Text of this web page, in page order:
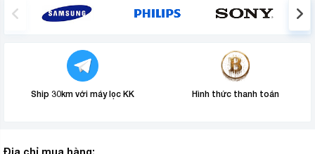
Thiết kế thời thượng và thanh lịch hơn
thiết kế cửa trước hiện đại và kích thước núm vặn lớn
hơn với phần hoàn thiện bằng kim loại. Chiếc
LGnày sẽ là điểm nhấn nổi bật cho không gian phòng
Ship 30km với máy lọc KK Hình thức thanh toán